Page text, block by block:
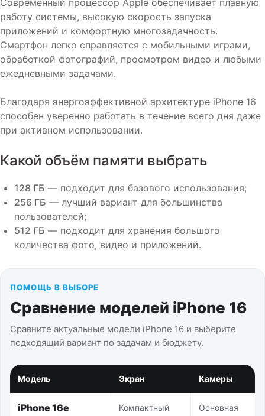
работу системы, высокую скорость запуска
приложений и комфортную многозадачность.
Смартфон легко справляется с мобильными играми,
обработкой фотографий, просмотром видео и любыми
ежедневными задачами.
Благодаря энергоэффективной архитектуре iPhone 16
способен уверенно работать в течение всего дня даже
при активном использовании.
Какой объём памяти выбрать
128 ГБ — подходит для базового использования;
256 ГБ — лучший вариант для большинства
пользователей;
512 ГБ — подходит для хранения большого
количества фото, видео и приложений.
ПОМОЩЬ В ВЫБОРЕ
Сравнение моделей iPhone 16
Сравните актуальные модели iPhone 16 и выберите
подходящий вариант по задачам и бюджету.
Модель Экран Камеры
iPhone 16e Компактный
Основная